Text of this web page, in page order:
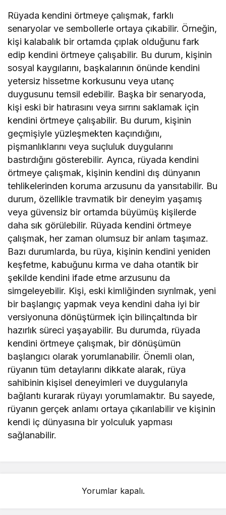
Rüyada kendini örtmeye çalışmak, farklı
senaryolar ve sembollerle ortaya çıkabilir. Örneğin,
kişi kalabalık bir ortamda çıplak olduğunu fark
edip kendini örtmeye çalışabilir. Bu durum, kişinin
sosyal kaygılarını, başkalarının önünde kendini
yetersiz hissetme korkusunu veya utanç
duygusunu temsil edebilir. Başka bir senaryoda,
kişi eski bir hatırasını veya sırrını saklamak için
kendini örtmeye çalışabilir. Bu durum, kişinin
geçmişiyle yüzleşmekten kaçındığını,
pişmanlıklarını veya suçluluk duygularını
bastırdığını gösterebilir. Ayrıca, rüyada kendini
örtmeye çalışmak, kişinin kendini dış dünyanın
tehlikelerinden koruma arzusunu da yansıtabilir. Bu
durum, özellikle travmatik bir deneyim yaşamış
veya güvensiz bir ortamda büyümüş kişilerde
daha sık görülebilir. Rüyada kendini örtmeye
çalışmak, her zaman olumsuz bir anlam taşımaz.
Bazı durumlarda, bu rüya, kişinin kendini yeniden
keşfetme, kabuğunu kırma ve daha otantik bir
şekilde kendini ifade etme arzusunu da
simgeleyebilir. Kişi, eski kimliğinden sıyrılmak, yeni
bir başlangıç yapmak veya kendini daha iyi bir
versiyonuna dönüştürmek için bilinçaltında bir
hazırlık süreci yaşayabilir. Bu durumda, rüyada
kendini örtmeye çalışmak, bir dönüşümün
başlangıcı olarak yorumlanabilir. Önemli olan,
rüyanın tüm detaylarını dikkate alarak, rüya
sahibinin kişisel deneyimleri ve duygularıyla
bağlantı kurarak rüyayı yorumlamaktır. Bu sayede,
rüyanın gerçek anlamı ortaya çıkarılabilir ve kişinin
kendi iç dünyasına bir yolculuk yapması
sağlanabilir.
Yorumlar kapalı.